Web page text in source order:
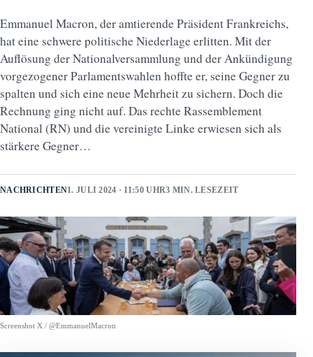
Emmanuel Macron, der amtierende Präsident Frankreichs,
hat eine schwere politische Niederlage erlitten. Mit der
Auflösung der Nationalversammlung und der Ankündigung
vorgezogener Parlamentswahlen hoffte er, seine Gegner zu
spalten und sich eine neue Mehrheit zu sichern. Doch die
Rechnung ging nicht auf. Das rechte Rassemblement
National (RN) und die vereinigte Linke erwiesen sich als
stärkere Gegner…
NACHRICHTEN1. JULI 2024 · 11:50 UHR3 MIN. LESEZEIT
Screenshot X / @EmmanuelMacron